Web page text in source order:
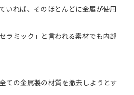
いれば、そのほとんどに金属が使用
ラミック」と言われる素材でも内部
ての金属製の材質を撤去しようとす